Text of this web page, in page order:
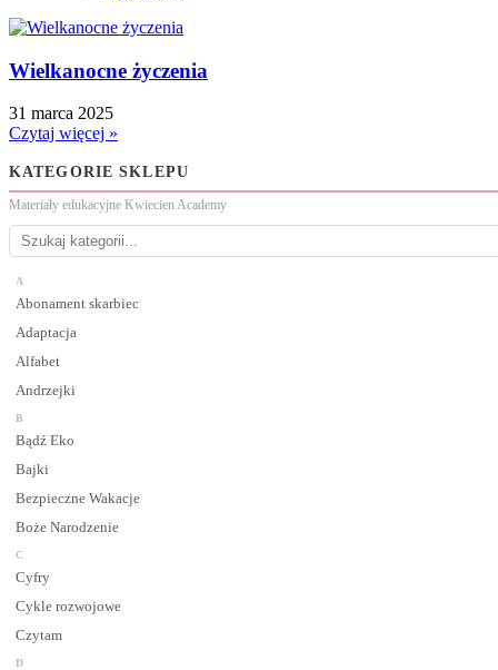
Wielkanocne życzenia
31 marca 2025
Czytaj więcej »
KATEGORIE SKLEPU
Materiały edukacyjne Kwiecien Academy
A
Abonament skarbiec
Adaptacja
Alfabet
Andrzejki
B
Bądź Eko
Bajki
Bezpieczne Wakacje
Boże Narodzenie
C
Cyfry
Cykle rozwojowe
Czytam
D